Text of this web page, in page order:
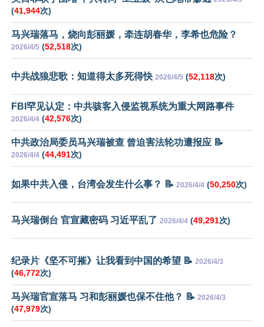
(41,944次)
马兴瑞落马，烧向彭丽媛，牵连胡春华，李希也危险？
2026/4/5 (52,518次)
中共战狼悲歌：知道得太多死得快 2026/4/5 (52,118次)
FBI罕见认定：中共骇客入侵监视系统为重大网路事件
2026/4/4 (42,576次)
中共政治局委员马兴瑞被查 曾迫害法轮功遭报应 📝
2026/4/4 (44,491次)
如果中共入侵，台湾会发生什么事？ 📝 2026/4/4 (50,250次)
马兴瑞倒台 官宣藏密码 习近平乱了 2026/4/4 (49,291次)
纪录片《坚不可摧》让我看到中国的希望 📝 2026/4/3
(46,772次)
马兴瑞官宣落马 习和彭丽媛也保不住他？ 📝 2026/4/3
(47,979次)